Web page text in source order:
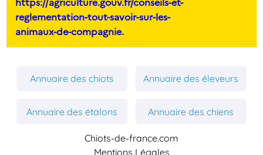
reglementation-tout-savoir-sur-les-
animaux-de-compagnie.
Annuaire des chiots Annuaire des éleveurs
Annuaire des étalons Annuaire des chiens
Chiots-de-france.com
Mentions Légales